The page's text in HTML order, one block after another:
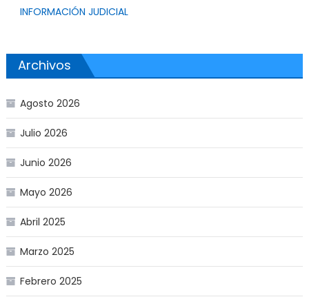
INFORMACIÓN JUDICIAL
Archivos
Agosto 2026
Julio 2026
Junio 2026
Mayo 2026
Abril 2025
Marzo 2025
Febrero 2025